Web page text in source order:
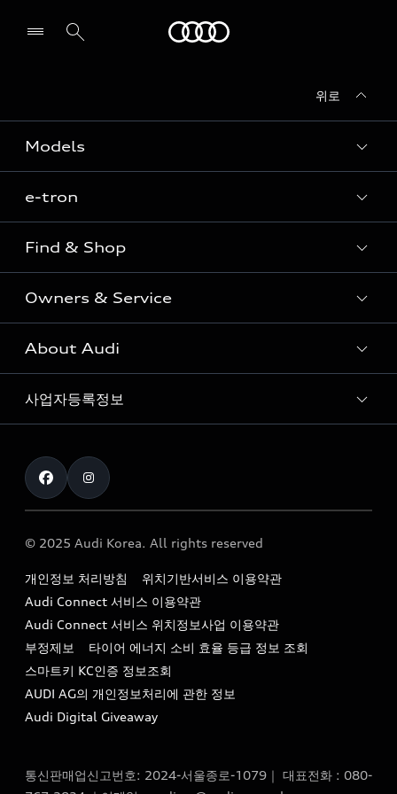
위로
Models
Sedan
SUV
Coupe
S range
e-tron
e-tron
Find & Shop
전시장/AAP 전시장/AS센터
아우디 신차 재고
아우디 모델 비교하기
아우디 공식 인증 중고차
The new Audi A6 Taste Drive 이벤트
Owners & Service
고객안내
Audi Connect
myAudiworld
내비게이션 데이터 다운로드
아우디 영상 매뉴얼
서비스 센터
서비스 프로그램
아우디 e-tron 케어 프로그램
사설수리업체를 위한 권고사항
About Audi
아우디 브랜드
Formula 1
Audi Story
아우디코리아 소식
아우디코리아 소개
아우디 스토리
아우디 브랜드 히스토리
quattro 시스템
사업자등록정보
통신판매업신고번호 : 2024-서울종로-1079
대표자명 : 틸 셰어
딩)
이메일 : audi_m@audi-ccc.co.kr
© 2025 Audi Korea. All rights reserved
개인정보 처리방침
위치기반서비스 이용약관
Audi Connect 서비스 이용약관
Audi Connect 서비스 위치정보사업 이용약관
부정제보
타이어 에너지 소비 효율 등급 정보 조회
스마트키 KC인증 정보조회
AUDI AG의 개인정보처리에 관한 정보
Audi Digital Giveaway
통신판매업신고번호: 2024-서울종로-1079｜ 대표전화 : 080-